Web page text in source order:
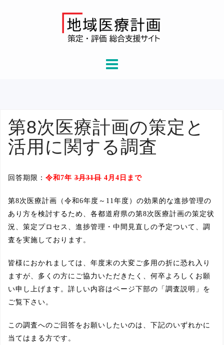
第8次医療計画の策定と
活用に関する調査
回答期限： 令和7年 3月31日 4月4日まで
第8次医療計画（令和6年度～11年度）の効果的な進捗管理の
あり方を検討するため、各都道府県の第8次医療計画の策定状
況、策定プロセス、進捗管理・中間見直しの予定ついて、調
査を実施しております。
皆様におかれましては、年度末の大変ご多用の折に恐れ入り
ますが、多くの方にご協力いただきたく、何卒よろしくお願
い申し上げます。詳しい内容はページ下部の「調査説明」を
ご覧下さい。
この調査へのご回答をお願いしたいのは、下記のいずれかに
当てはまる方です。